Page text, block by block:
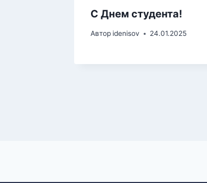
С Днем студента!
Автор idenisov 24.01.2025